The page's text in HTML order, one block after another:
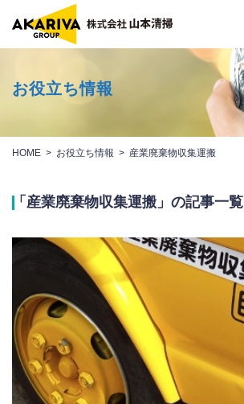
お役立ち情報
HOME お役立ち情報 産業廃棄物収集運搬
「産業廃棄物収集運搬」の記事一覧